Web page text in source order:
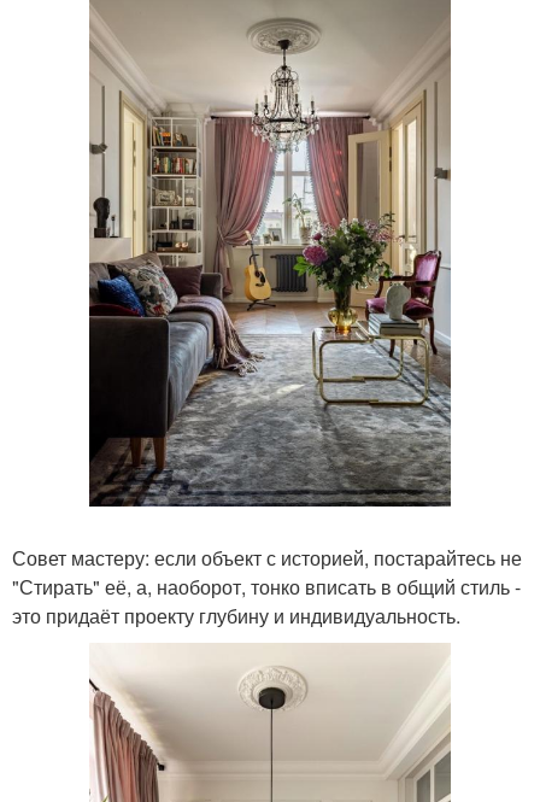
Совет мастеру: если объект с историей, постарайтесь не
"Стирать" её, а, наоборот, тонко вписать в общий стиль -
это придаёт проекту глубину и индивидуальность.